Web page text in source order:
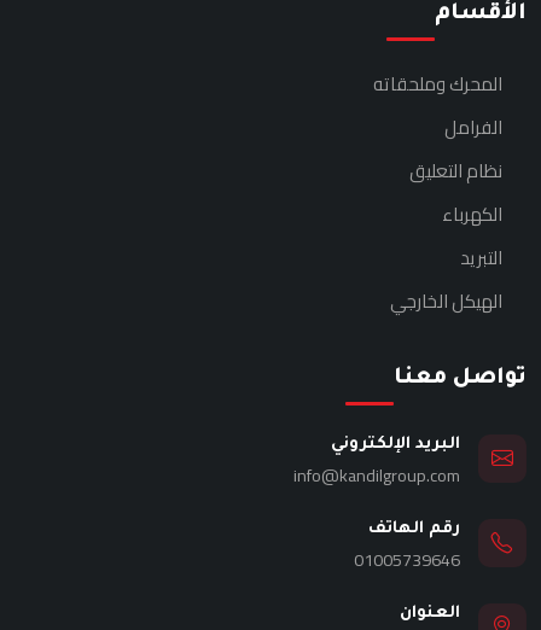
الأقسام
المحرك وملحقاته
الفرامل
نظام التعليق
الكهرباء
التبريد
الهيكل الخارجي
تواصل معنا
البريد الإلكتروني
info@kandilgroup.com
رقم الهاتف
01005739646
العنوان